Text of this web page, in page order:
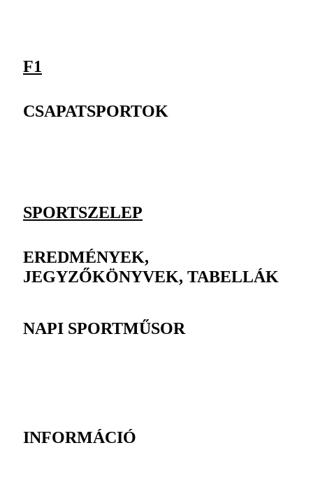
F1
CSAPATSPORTOK
SPORTSZELEP
EREDMÉNYEK,
JEGYZŐKÖNYVEK, TABELLÁK
NAPI SPORTMŰSOR
INFORMÁCIÓ